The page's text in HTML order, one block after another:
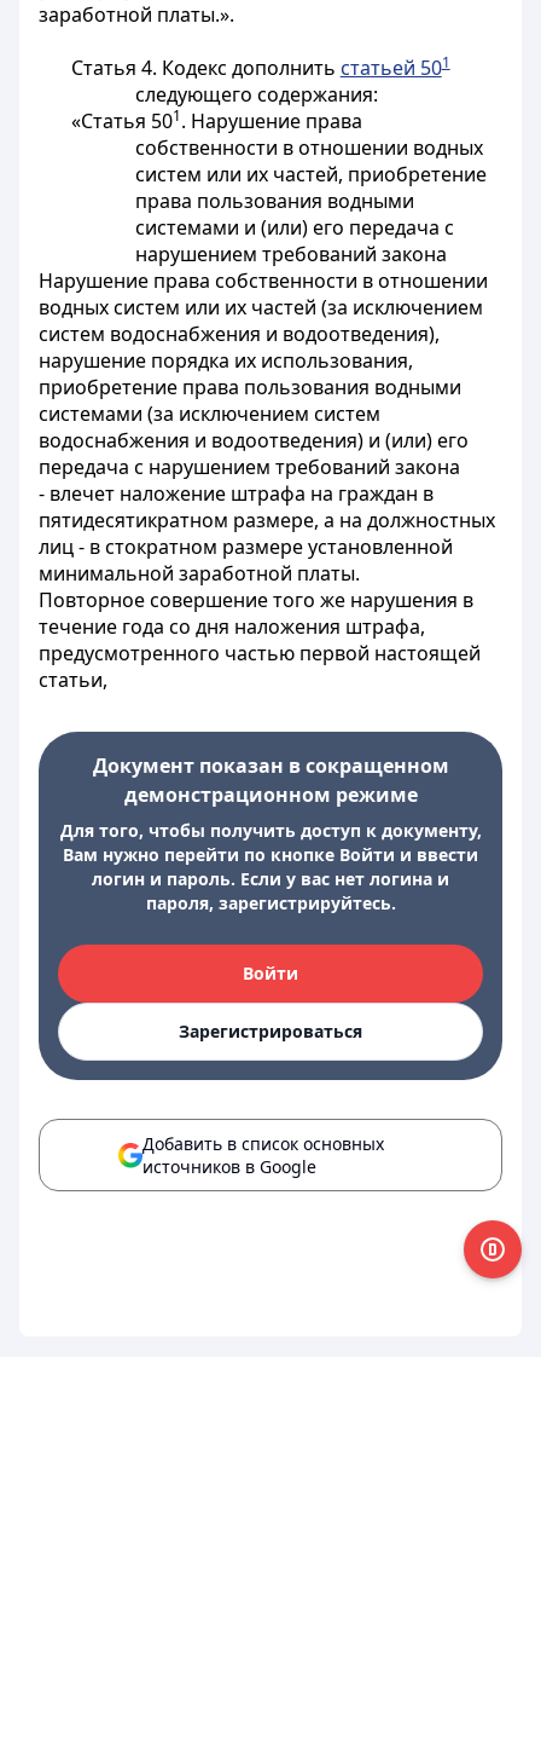
заработной платы.».
Статья 4. Кодекс дополнить статьей 501
следующего содержания:
«Статья 501. Нарушение права
собственности в отношении водных
систем или их частей, приобретение
права пользования водными
системами и (или) его передача с
нарушением требований закона
Нарушение права собственности в отношении
водных систем или их частей (за исключением
систем водоснабжения и водоотведения),
нарушение порядка их использования,
приобретение права пользования водными
системами (за исключением систем
водоснабжения и водоотведения) и (или) его
передача с нарушением требований закона
- влечет наложение штрафа на граждан в
пятидесятикратном размере, а на должностных
лиц - в стократном размере установленной
минимальной заработной платы.
Повторное совершение того же нарушения в
течение года со дня наложения штрафа,
предусмотренного частью первой настоящей
статьи,
Документ показан в сокращенном
демонстрационном режиме
Для того, чтобы получить доступ к документу,
Вам нужно перейти по кнопке Войти и ввести
логин и пароль. Если у вас нет логина и
пароля, зарегистрируйтесь.
Войти
Зарегистрироваться
Добавить в список основных
источников в Google